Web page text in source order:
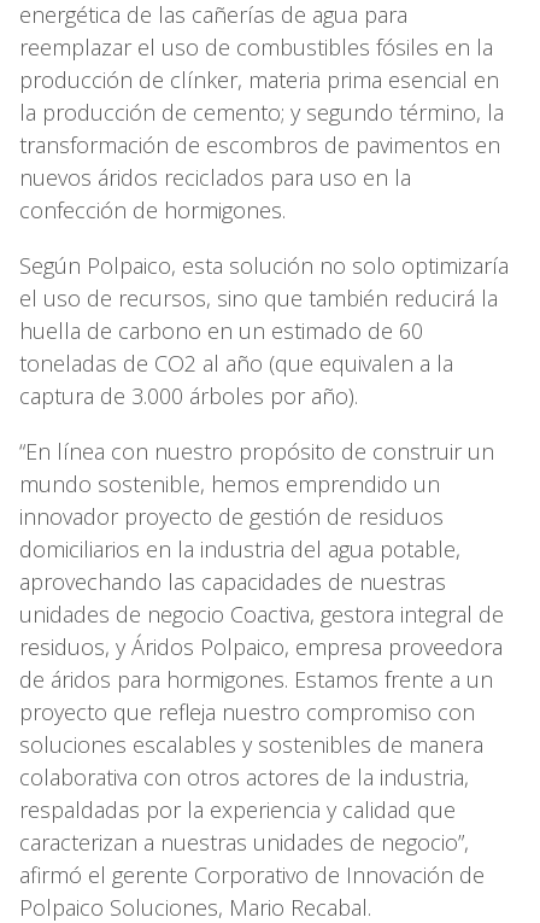
energética de las cañerías de agua para
reemplazar el uso de combustibles fósiles en la
producción de clínker, materia prima esencial en
la producción de cemento; y segundo término, la
transformación de escombros de pavimentos en
nuevos áridos reciclados para uso en la
confección de hormigones.
Según Polpaico, esta solución no solo optimizaría
el uso de recursos, sino que también reducirá la
huella de carbono en un estimado de 60
toneladas de CO2 al año (que equivalen a la
captura de 3.000 árboles por año).
“En línea con nuestro propósito de construir un
mundo sostenible, hemos emprendido un
innovador proyecto de gestión de residuos
domiciliarios en la industria del agua potable,
aprovechando las capacidades de nuestras
unidades de negocio Coactiva, gestora integral de
residuos, y Áridos Polpaico, empresa proveedora
de áridos para hormigones. Estamos frente a un
proyecto que refleja nuestro compromiso con
soluciones escalables y sostenibles de manera
colaborativa con otros actores de la industria,
respaldadas por la experiencia y calidad que
caracterizan a nuestras unidades de negocio”,
afirmó el gerente Corporativo de Innovación de
Polpaico Soluciones, Mario Recabal.